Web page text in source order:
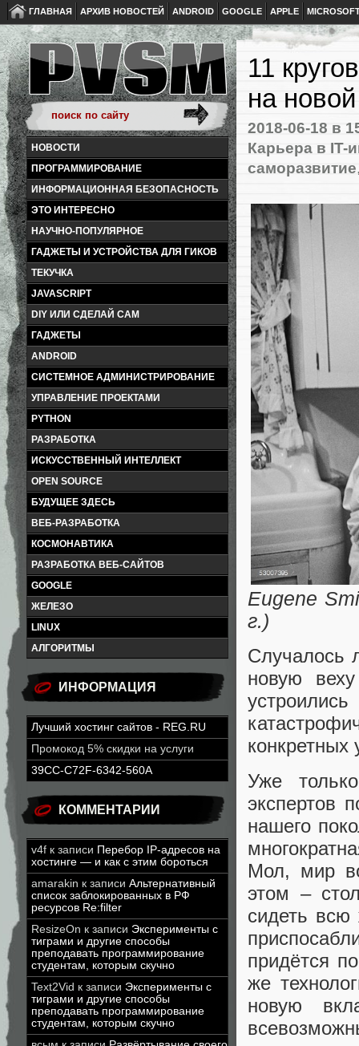
ГЛАВНАЯ АРХИВ НОВОСТЕЙ ANDROID GOOGLE APPLE
НОВОСТИ
ПРОГРАММИРОВАНИЕ
ИНФОРМАЦИОННАЯ БЕЗОПАСНОСТЬ
ЭТО ИНТЕРЕСНО
НАУЧНО-ПОПУЛЯРНОЕ
ГАДЖЕТЫ И УСТРОЙСТВА ДЛЯ ГИКОВ
ТЕКУЧКА
JAVASCRIPT
DIY ИЛИ СДЕЛАЙ САМ
ГАДЖЕТЫ
ANDROID
СИСТЕМНОЕ АДМИНИСТРИРОВАНИЕ
УПРАВЛЕНИЕ ПРОЕКТАМИ
PYTHON
РАЗРАБОТКА
ИСКУССТВЕННЫЙ ИНТЕЛЛЕКТ
OPEN SOURCE
БУДУЩЕЕ ЗДЕСЬ
ВЕБ-РАЗРАБОТКА
КОСМОНАВТИКА
РАЗРАБОТКА ВЕБ-САЙТОВ
GOOGLE
ЖЕЛЕЗО
LINUX
АЛГОРИТМЫ
ИНФОРМАЦИЯ
Лучший хостинг сайтов - REG.RU
Промокод 5% скидки на услуги
39CC-C72F-6342-560A
КОММЕНТАРИИ
v4f к записи Перебор IP-адресов на
хостинге — и как с этим бороться
amarakin к записи Альтернативный
список заблокированных в РФ
ресурсов Re:filter
ResizeOn к записи Эксперименты с
тиграми и другие способы
преподавать программирование
студентам, которым скучно
Text2Vid к записи Эксперименты с
тиграми и другие способы
преподавать программирование
студентам, которым скучно
11
на
2018-06-18 в
Карьера в IT-
саморазвитие
Eugene
г.)
Случалось
новую
Уже
экспертов
нашего
Мол, мир
этом –
сидеть всю
придётся
же
новую